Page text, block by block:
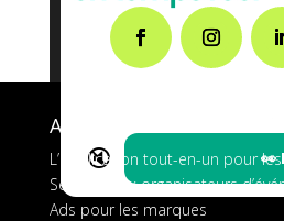
🔇 👀
A propos de FMS
L’application tout-en-un pour
Services aux organisateurs
Ads pour les marques